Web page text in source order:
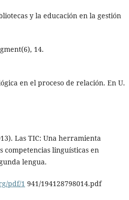
y la educación en la gestión
14.
en el proceso de relación. En U.
Las TIC: Una herramienta
competencias linguísticas en
lengua.
pdf/1 941/194128798014.pdf